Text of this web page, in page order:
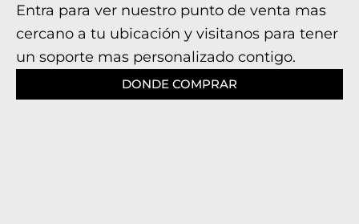
Entra para ver nuestro punto de venta mas
cercano a tu ubicación y visitanos para tener
un soporte mas personalizado contigo.
DONDE COMPRAR